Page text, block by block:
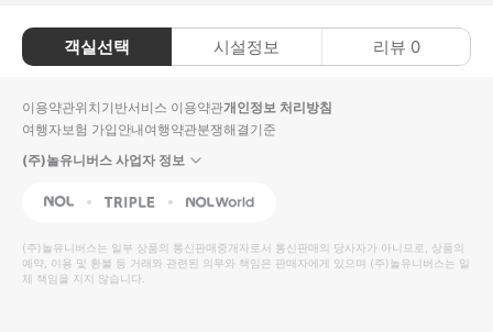
객실선택 시설정보 리뷰 0
이용약관위치기반서비스 이용약관개인정보 처리방침
여행자보험 가입안내여행약관분쟁해결기준
(주)놀유니버스 사업자 정보
NOL Triple Interpark Global
(주)놀유니버스는 일부 상품의 통신판매중개자로서 통신판매의 당사자가 아니므로, 상품의
예약, 이용 및 환불 등 거래와 관련된 의무와 책임은 판매자에게 있으며 (주)놀유니버스는 일
체 책임을 지지 않습니다.